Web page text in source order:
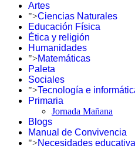
Artes
">Ciencias Naturales
Educación Física
Ética y religión
Humanidades
">Matemáticas
Paleta
Sociales
">Tecnología e
Primaria
Jornada Mañana
Blogs
Manual de Convivencia
">Necesidades